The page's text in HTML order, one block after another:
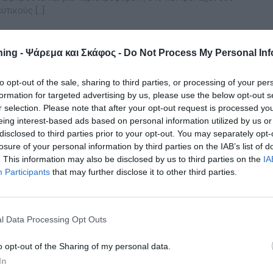
- Ψάρεμα και Σκάφος - Do Not Process My Personal
opt-out of the sale, sharing to third parties, or processing of your
for targeted advertising by us, please use the below opt-out
selection. Please note that after your opt-out request is processed
interest-based ads based on personal information utilized by us
to third parties prior to your opt-out. You may separately
of your personal information by third parties on the IAB’s list of
This information may also be disclosed by us to third parties on the
Participants that may further disclose it to other third parties.
Data Processing Opt Outs
opt-out of the Sharing of my personal data.
[…]
Kayak Ηaswing, το πολυμορφικό
για ψάρεμα
Haswing, γνωστή για την µεγάλη γκάµα ηλεκτρικών κινητήρων,
ένα νέο προϊόν : ένα «πολυµορφικό» kayak µε ηλεκτροκίνηση,
για ψάρεµα. Πρόκειται για το Kayak Fishing II, στο οποίο
ηλεκτροκινητήρας Haswing Osapian 40 lbs, ενώ υπάρχει και
σύστηµα πεταλιών. Σύµφωνα µε την Escape 24, αυτό το
κοπής εργασίας Fish Table για